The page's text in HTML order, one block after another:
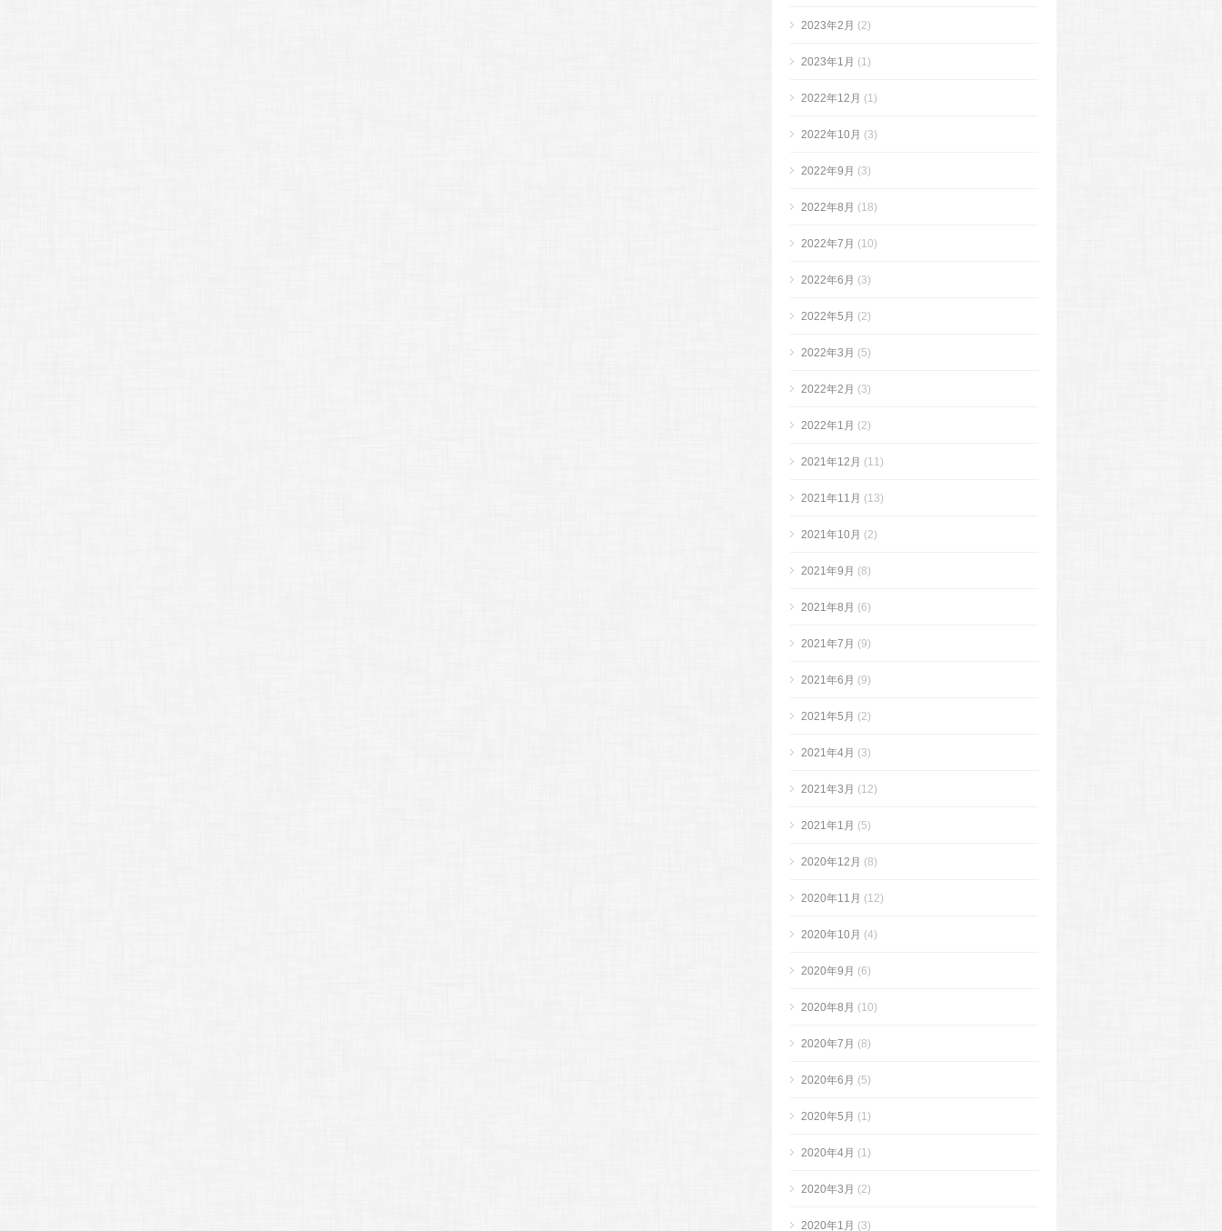
2023年2月 (2)
2023年1月 (1)
2022年12月 (1)
2022年10月 (3)
2022年9月 (3)
2022年8月 (18)
2022年7月 (10)
2022年6月 (3)
2022年5月 (2)
2022年3月 (5)
2022年2月 (3)
2022年1月 (2)
2021年12月 (11)
2021年11月 (13)
2021年10月 (2)
2021年9月 (8)
2021年8月 (6)
2021年7月 (9)
2021年6月 (9)
2021年5月 (2)
2021年4月 (3)
2021年3月 (12)
2021年1月 (5)
2020年12月 (8)
2020年11月 (12)
2020年10月 (4)
2020年9月 (6)
2020年8月 (10)
2020年7月 (8)
2020年6月 (5)
2020年5月 (1)
2020年4月 (1)
2020年3月 (2)
2020年1月 (3)